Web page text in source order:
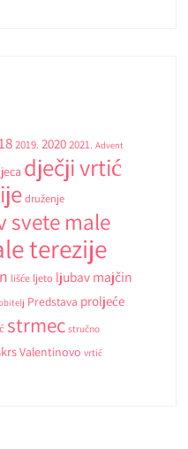
2019. 2020 2021. Advent
dječji vrtić
druženje
svete male
terezije
lišće ljeto ljubav majčin
Predstava proljeće
strmec stručno
Valentinovo vrtić